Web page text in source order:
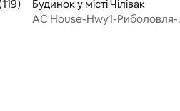
оцінка: 4,97 з 5, відгуки: 119
Будинок у місті Чілівак
AC House-Hwy1-Риболовля-